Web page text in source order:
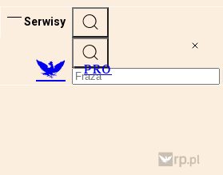
Serwisy
PRO